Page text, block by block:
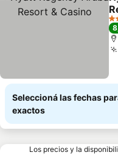
4
Seleccioná las fechas
exactos
Los precios y la